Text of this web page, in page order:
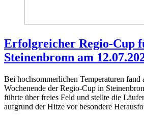
Erfolgreicher Regio-Cup
Steinenbronn am
Bei hochsommerlichen Temperaturen fand
Wochenende der Regio-Cup in
führte über freies Feld und stellte die
aufgrund der Hitze vor besondere